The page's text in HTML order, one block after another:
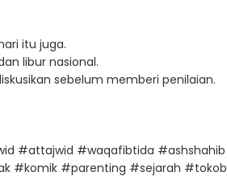
itu juga.
libur nasional.
sebelum memberi penilaian.
#attajwid #waqafibtida
#komik #parenting #sejarah